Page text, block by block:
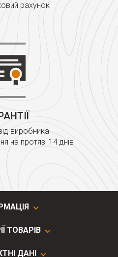
рахунок
виробника
на протязі 14 днів
ТОВАРІВ
ДАНІ